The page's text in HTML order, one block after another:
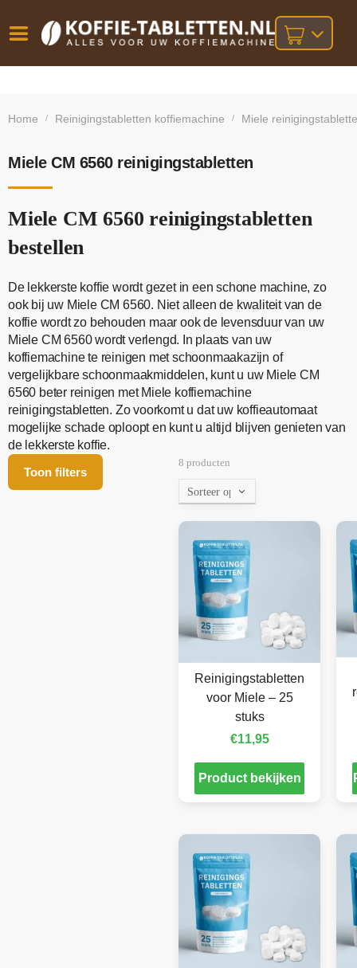
besteld,
bij orders
Home / Reinigingstabletten koffiemachine / Miele
Miele CM 6560 reinigingstabletten
Miele CM 6560 reinigingstabletten
bestellen
De lekkerste koffie wordt gezet in een schone machine, zo
ook bij uw Miele CM 6560. Niet alleen de kwaliteit van de
koffie wordt zo behouden maar ook de levensduur van uw
Miele CM 6560 wordt verlengd. In plaats van uw
koffiemachine te reinigen met schoonmaakazijn of
vergelijkbare schoonmaakmiddelen, kunt u uw Miele CM
6560 beter reinigen met Miele koffiemachine
reinigingstabletten. Zo voorkomt u dat uw koffieautomaat
mogelijke schade oploopt en kunt u altijd blijven genieten van
de lekkerste koffie.
Toon filters
8 producten
Reinigingstabletten
voor Miele – 25
stuks
€11,95
Product bekijken